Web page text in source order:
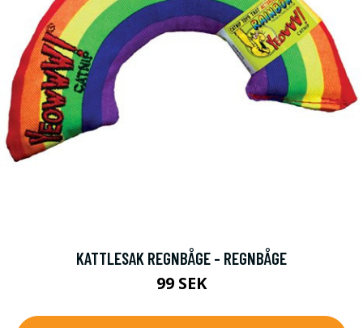
KATTLESAK REGNBÅGE - REGNBÅGE
99 SEK